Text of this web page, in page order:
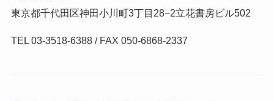
東京都千代田区神田小川町3丁目28−2立花書房ビル502
TEL 03-3518-6388 / FAX 050-6868-2337